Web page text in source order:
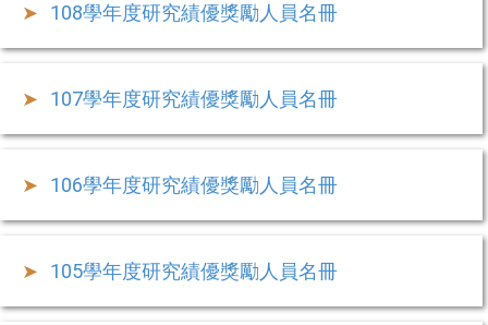
108學年度研究績優獎勵人員名冊
107學年度研究績優獎勵人員名冊
106學年度研究績優獎勵人員名冊
105學年度研究績優獎勵人員名冊